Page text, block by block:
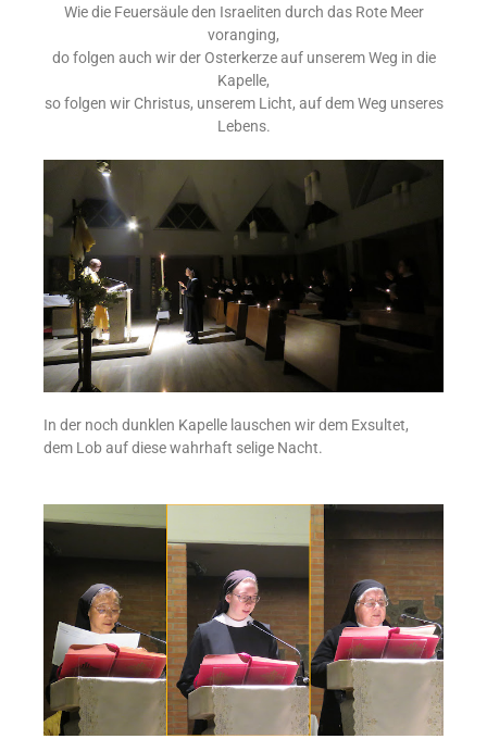
Wie die Feuersäule den Israeliten durch das Rote Meer
voranging,
do folgen auch wir der Osterkerze auf unserem Weg in die
Kapelle,
so folgen wir Christus, unserem Licht, auf dem Weg unseres
Lebens.
In der noch dunklen Kapelle lauschen wir dem Exsultet,
dem Lob auf diese wahrhaft selige Nacht.